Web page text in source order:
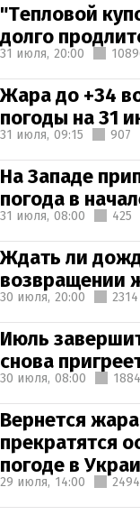
"Тепловой
долго
31 июля, 20:00
Жара до +34
погоды на 31
31 июля, 09:15 907
На Западе
погода в
31 июля, 08:00 425
Ждать ли
возвращении
30 июля, 20:00 2314
Июль
снова
30 июля, 08:00 1884
Вернется
прекратятся
погоде в
29 июля, 14:00 2494